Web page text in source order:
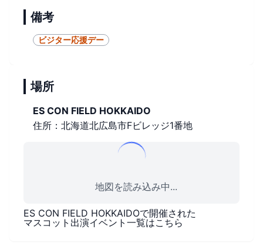
備考
ビジター応援デー
場所
ES CON FIELD HOKKAIDO
住所：北海道北広島市Fビレッジ1番地
地図を読み込み中...
ES CON FIELD HOKKAIDOで開催された
マスコット出演イベント一覧はこちら